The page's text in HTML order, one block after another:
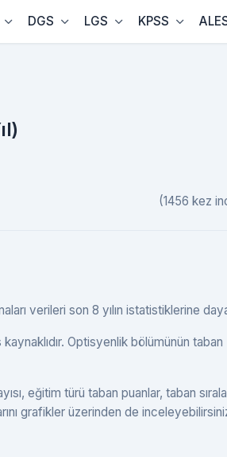
DGS LGS KPSS
(1456 kez
verileri son 8 yılın istatistiklerine
Optisyenlik bölümünün taban
eğitim türü taban puanlar, taban
grafikler üzerinden de